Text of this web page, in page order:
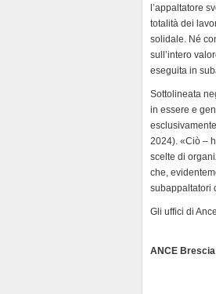
l’appaltatore
totalità dei
solidale. Né
sull’intero
eseguita in
Sottolineata
in essere e
2024). «Ciò –
scelte di
che,
subappaltatori
Gli uffici di
ANCE